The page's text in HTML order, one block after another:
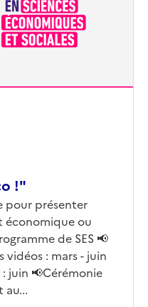
!"
pour présenter
économique ou
de SES 📢
: mars - juin
juin 📢Cérémonie
au...